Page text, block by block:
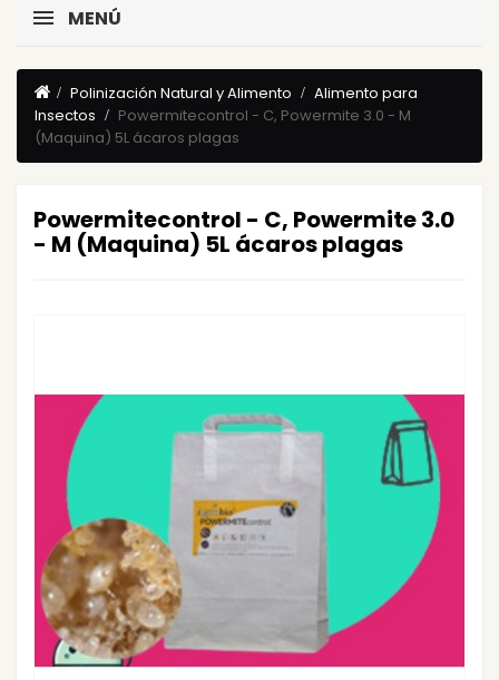
MENÚ
Polinización Natural y Alimento
Alimento para
Insectos
Powermitecontrol - C, Powermite 3.0 - M
(Maquina) 5L ácaros plagas
Powermitecontrol - C, Powermite 3.0
- M (Maquina) 5L ácaros plagas